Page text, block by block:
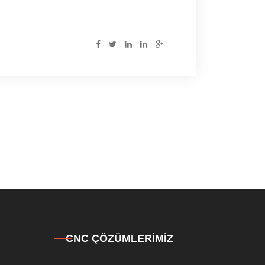
CNC ÇÖZÜMLERIMIZ